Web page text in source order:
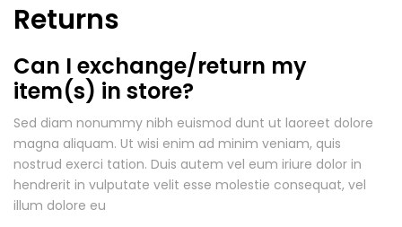
Returns
Can I exchange/return my
item(s) in store?
Sed diam nonummy nibh euismod dunt ut laoreet dolore
magna aliquam. Ut wisi enim ad minim veniam, quis
nostrud exerci tation. Duis autem vel eum iriure dolor in
hendrerit in vulputate velit esse molestie consequat, vel
illum dolore eu